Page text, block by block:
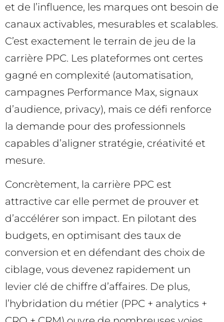
et de l’influence, les marques ont besoin de
canaux activables, mesurables et scalables.
C’est exactement le terrain de jeu de la
carrière PPC. Les plateformes ont certes
gagné en complexité (automatisation,
campagnes Performance Max, signaux
d’audience, privacy), mais ce défi renforce
la demande pour des professionnels
capables d’aligner stratégie, créativité et
mesure.
Concrètement, la carrière PPC est
attractive car elle permet de prouver et
d’accélérer son impact. En pilotant des
budgets, en optimisant des taux de
conversion et en défendant des choix de
ciblage, vous devenez rapidement un
levier clé de chiffre d’affaires. De plus,
l’hybridation du métier (PPC + analytics +